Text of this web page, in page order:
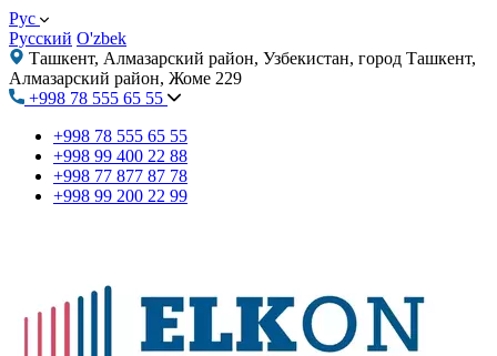
Рус
Русский O'zbek
Ташкент, Алмазарский район, Узбекистан, город Ташкент,
Алмазарский район, Жоме 229
+998 78 555 65 55
+998 78 555 65 55
+998 99 400 22 88
+998 77 877 87 78
+998 99 200 22 99